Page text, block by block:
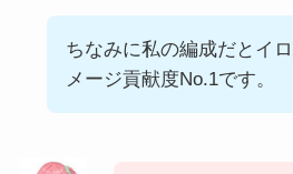
ちなみに私の編成だとイ
メージ貢献度No.1です。